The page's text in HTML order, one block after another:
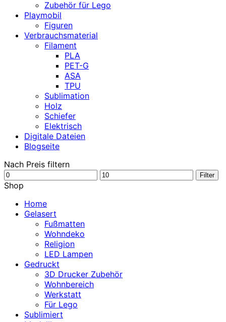
Zubehör für Lego
Playmobil
Figuren
Verbrauchsmaterial
Filament
PLA
PET-G
ASA
TPU
Sublimation
Holz
Schiefer
Elektrisch
Digitale Dateien
Blogseite
Nach Preis filtern
Min.
Preis
Max.
Filter
Shop
Home
Gelasert
Fußmatten
Wohndeko
Religion
LED Lampen
Gedruckt
3D Drucker Zubehör
Wohnbereich
Werkstatt
Für Lego
Sublimiert